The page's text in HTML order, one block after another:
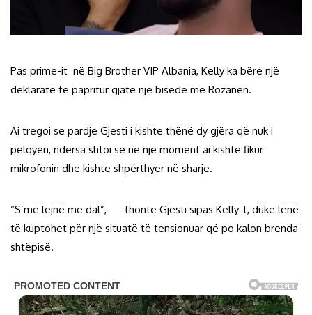
Pas prime-it në Big Brother VIP Albania, Kelly ka bërë një
deklaratë të papritur gjatë një bisede me Rozanën.
Ai tregoi se pardje Gjesti i kishte thënë dy gjëra që nuk i
pëlqyen, ndërsa shtoi se në një moment ai kishte fikur
mikrofonin dhe kishte shpërthyer në sharje.
“S’më lejnë me dal”, — thonte Gjesti sipas Kelly-t, duke lënë
të kuptohet për një situatë të tensionuar që po kalon brenda
shtëpisë.